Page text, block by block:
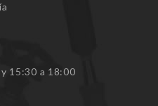
15:30 a 18:00